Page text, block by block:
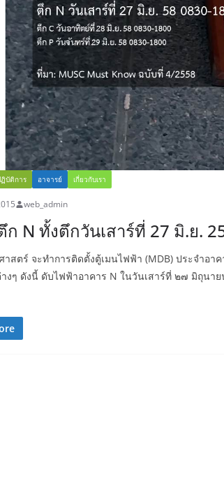
บัติการ อาจารย์ เกี่ยวกับเรา
web_admin
N ทั้งตึกวันเสาร์ที่ 27 มิ.ย.
สตร์ จะทำการติดตั้งตู้เมนไฟฟ้า (MDB) ประจำอา
งๆ ดังนี้ ดับไฟฟ้าอาคาร N ในวันเสาร์ที่ ๒๗ มิถุน